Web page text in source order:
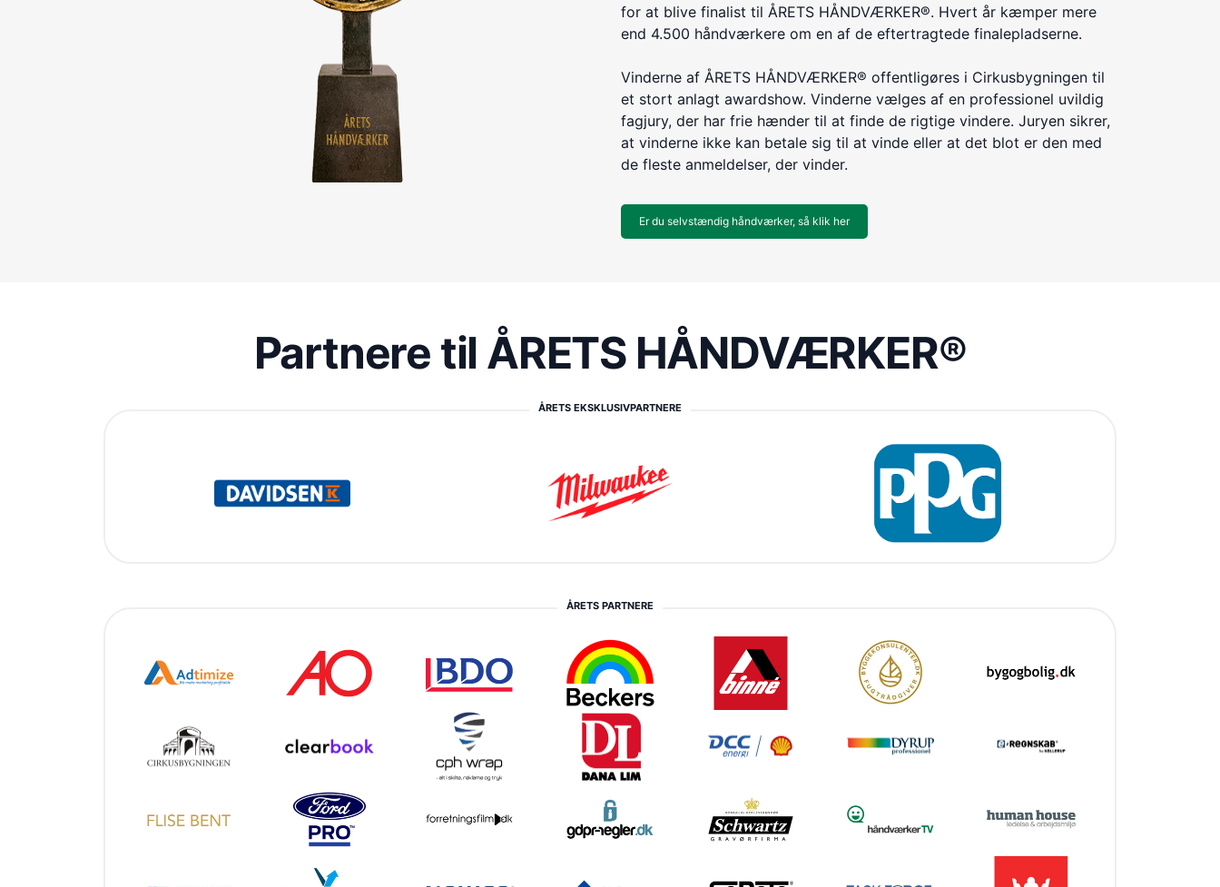
for at blive finalist til ÅRETS HÅNDVÆRKER®. Hvert år kæmper mere
end 4.500 håndværkere om en af de eftertragtede finalepladserne.
Vinderne af ÅRETS HÅNDVÆRKER® offentligøres i Cirkusbygningen til
et stort anlagt awardshow. Vinderne vælges af en professionel uvildig
fagjury, der har frie hænder til at finde de rigtige vindere. Juryen sikrer,
at vinderne ikke kan betale sig til at vinde eller at det blot er den med
de fleste anmeldelser, der vinder.
Er du selvstændig håndværker, så klik her
Partnere til ÅRETS HÅNDVÆRKER®
ÅRETS EKSKLUSIVPARTNERE
ÅRETS PARTNERE